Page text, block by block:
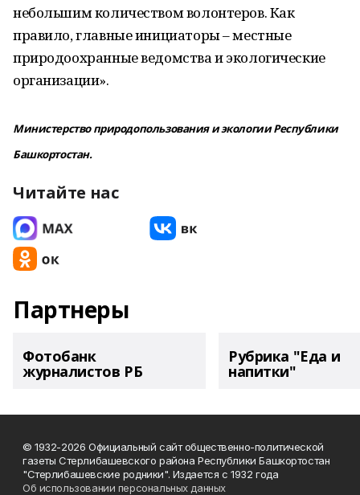
небольшим количеством волонтеров. Как
правило, главные инициаторы – местные
природоохранные ведомства и экологические
организации».
Министерство природопользования и экологии Республики
Башкортостан.
Читайте нас
Партнеры
Фотобанк
журналистов РБ
Рубрика "Еда и
напитки"
© 1932-2026 Официальный сайт общественно-политической
газеты Стерлибашевского района Республики Башкортостан
"Стерлибашевские родники". Издается с 1932 года
Об использовании персональных данных